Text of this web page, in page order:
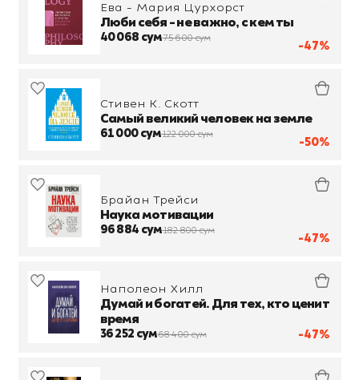
-47%
Ева - Мария Цурхорст
Люби себя - не важно, с кем ты
40 068 сум75 600 сум
-50%
Стивен К. Скотт
Самый великий человек на земле
61 000 сум122 000 сум
-47%
Брайан Трейси
Наука мотивации
96 884 сум182 800 сум
-47%
Наполеон Хилл
Думай и богатей. Для тех, кто ценит
время
36 252 сум68 400 сум